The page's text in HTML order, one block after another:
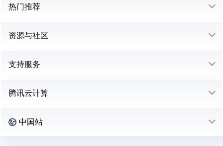
热门推荐
资源与社区
支持服务
腾讯云计算
中国站